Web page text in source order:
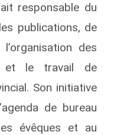
responsable du
publications, de
des
et le travail de
Son initiative
de bureau
évêques et au